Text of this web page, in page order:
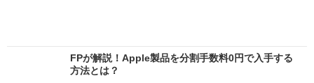
FPが解説！Apple製品を分割手数料0円で入手する
方法とは？